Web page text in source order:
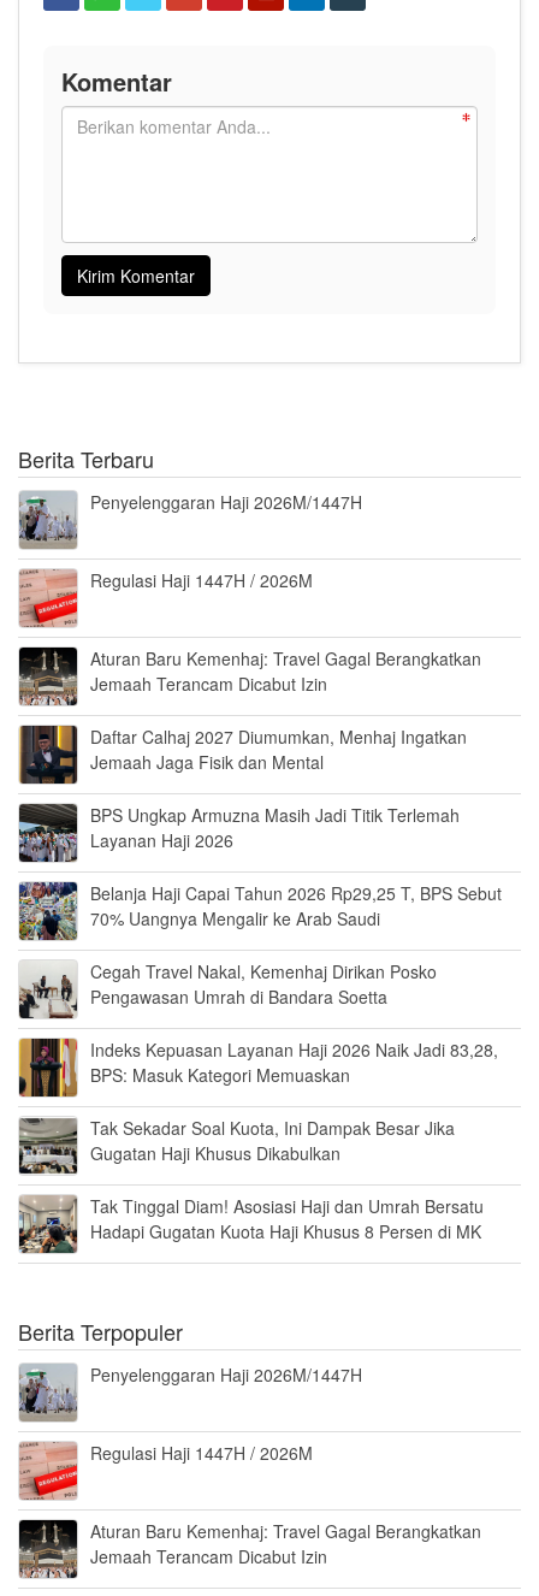
Komentar
Berita Terbaru
Penyelenggaran Haji 2026M/1447H
Regulasi Haji 1447H / 2026M
Aturan Baru Kemenhaj: Travel Gagal Berangkatkan
Jemaah Terancam Dicabut Izin
Daftar Calhaj 2027 Diumumkan, Menhaj Ingatkan
Jemaah Jaga Fisik dan Mental
BPS Ungkap Armuzna Masih Jadi Titik Terlemah
Layanan Haji 2026
Belanja Haji Capai Tahun 2026 Rp29,25 T, BPS Sebut
70% Uangnya Mengalir ke Arab Saudi
Cegah Travel Nakal, Kemenhaj Dirikan Posko
Pengawasan Umrah di Bandara Soetta
Indeks Kepuasan Layanan Haji 2026 Naik Jadi 83,28,
BPS: Masuk Kategori Memuaskan
Tak Sekadar Soal Kuota, Ini Dampak Besar Jika
Gugatan Haji Khusus Dikabulkan
Tak Tinggal Diam! Asosiasi Haji dan Umrah Bersatu
Hadapi Gugatan Kuota Haji Khusus 8 Persen di MK
Berita Terpopuler
Penyelenggaran Haji 2026M/1447H
Regulasi Haji 1447H / 2026M
Aturan Baru Kemenhaj: Travel Gagal Berangkatkan
Jemaah Terancam Dicabut Izin